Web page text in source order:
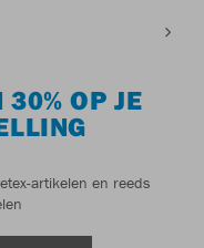
30% OP JE
artikelen en reeds